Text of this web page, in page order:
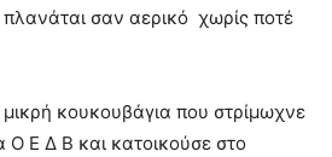
σαν αερικό χωρίς ποτέ
μικρή κουκουβάγια που στρίμωχνε
Ε Δ Β και κατοικούσε στο